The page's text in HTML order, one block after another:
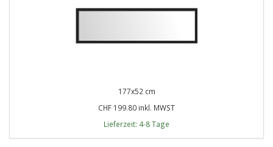
177x52 cm
CHF 199.80 inkl. MWST
Lieferzeit: 4-8 Tage